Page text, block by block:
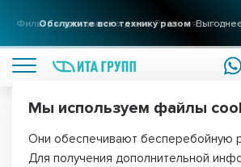
Фильтры для вашего домаРешения для
Главная Запчасти для водонагревателей
Мы используем файлы
Они обеспечивают бесперебойную
Для получения дополнительной